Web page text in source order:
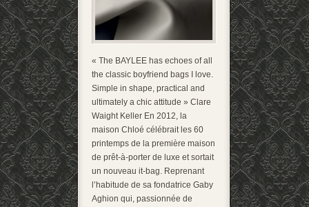
« The BAYLEE has echoes of all
the classic boyfriend bags I love.
Simple in shape, practical and
ultimately a chic attitude » Clare
Waight Keller En 2012, la
maison Chloé célébrait les 60
printemps de la première maison
de prêt-à-porter de luxe et sortait
un nouveau it-bag. Reprenant
l’habitude de sa fondatrice Gaby
Aghion qui, passionnée de